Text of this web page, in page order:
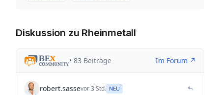
Diskussion zu Rheinmetall